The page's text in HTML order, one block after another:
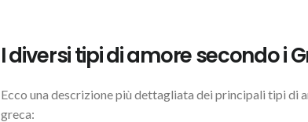
I diversi tipi di amore secondo i
Ecco una descrizione più dettagliata dei principali tipi di
greca: